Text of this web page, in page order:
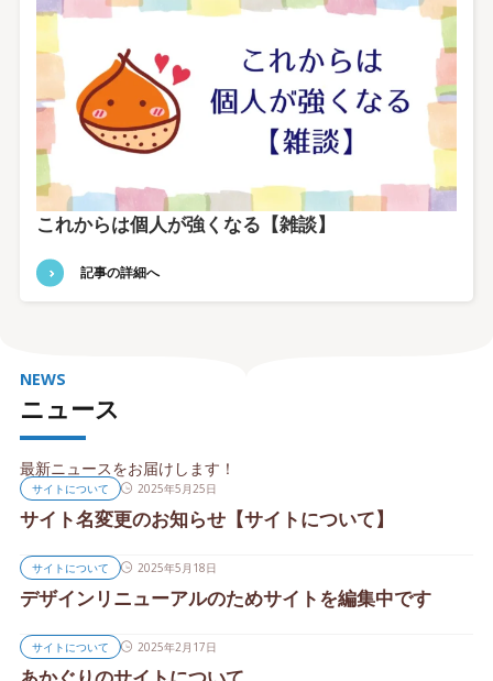
これからは個人が強くなる【雑談】
記事の詳細へ
ニュース
NEWS
最新ニュースをお届けします！
サイトについて 2025年5月25日
サイト名変更のお知らせ【サイトについて】
サイトについて 2025年5月18日
デザインリニューアルのためサイトを編集中です
サイトについて 2025年2月17日